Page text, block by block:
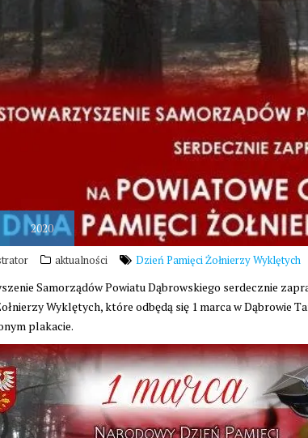
2020
aktualności Dzień Pamięci Żołnierzy Wyklętych
Samorządów Powiatu Dąbrowskiego serdecznie
Wyklętych, które odbędą się 1 marca w Dąbrowie
plakacie.